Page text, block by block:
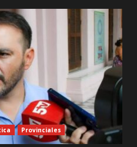
Provinciales